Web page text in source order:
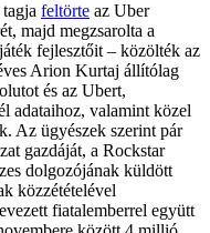
feltörte az Uber
majd megzsarolta a
fejlesztőit – közölték az
Arion Kurtaj állítólag
és az Ubert,
adataihoz, valamint közel
Az ügyészek szerint pár
gazdáját, a Rockstar
dolgozójának küldött
közzétételével
fiatalemberrel együtt